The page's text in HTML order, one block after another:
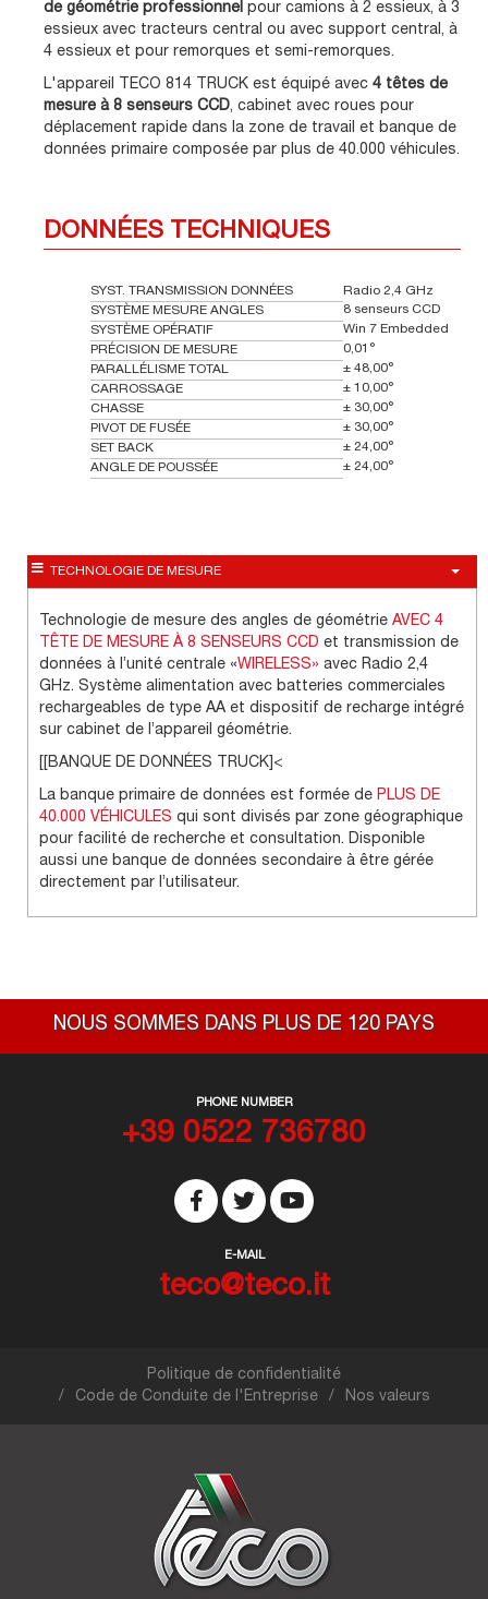
de géométrie professionnel pour camions à 2 essieux, à 3
essieux avec tracteurs central ou avec support central, à
4 essieux et pour remorques et semi-remorques.
L'appareil TECO 814 TRUCK est équipé avec 4 têtes de
mesure à 8 senseurs CCD, cabinet avec roues pour
déplacement rapide dans la zone de travail et banque de
données primaire composée par plus de 40.000 véhicules.
DONNÉES TECHNIQUES
SYST. TRANSMISSION DONNÉES
Radio 2,4 GHz
SYSTÈME MESURE ANGLES
8 senseurs CCD
SYSTÈME OPÉRATIF
Win 7 Embedded
PRÉCISION DE MESURE
0,01°
PARALLÉLISME TOTAL
± 48,00°
CARROSSAGE
± 10,00°
CHASSE
± 30,00°
PIVOT DE FUSÉE
± 30,00°
SET BACK
± 24,00°
ANGLE DE POUSSÉE
± 24,00°
TECHNOLOGIE DE MESURE
Technologie de mesure des angles de géométrie AVEC 4
TÊTE DE MESURE À 8 SENSEURS CCD et transmission de
données à l’unité centrale «WIRELESS» avec Radio 2,4
GHz. Système alimentation avec batteries commerciales
rechargeables de type AA et dispositif de recharge intégré
sur cabinet de l’appareil géométrie.
[[BANQUE DE DONNÉES TRUCK]<
La banque primaire de données est formée de PLUS DE
40.000 VÉHICULES qui sont divisés par zone géographique
pour facilité de recherche et consultation. Disponible
aussi une banque de données secondaire à être gérée
directement par l’utilisateur.
NOUS SOMMES DANS PLUS DE 120 PAYS
PHONE NUMBER
+39 0522 736780
E-MAIL
teco@teco.it
Politique de confidentialité
Code de Conduite de l'Entreprise
Nos valeurs